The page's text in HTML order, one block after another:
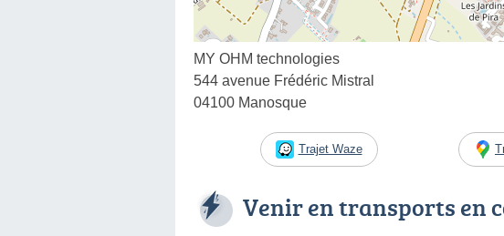
MY OHM technologies
544 avenue Frédéric Mistral
04100 Manosque
Trajet Waze
Venir en transports en